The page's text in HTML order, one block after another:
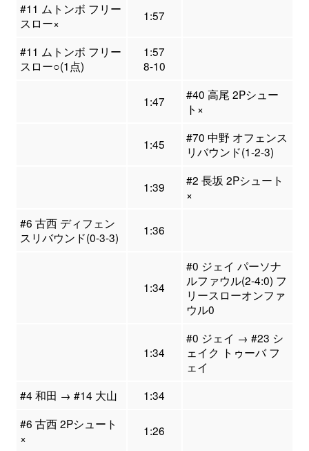
#11 ムトンボ フリー
スロー×
1:57
#11 ムトンボ フリー
スロー○(1点)
1:57
8-10
1:47
#40 高尾 2Pシュー
ト×
1:45
#70 中野 オフェンス
リバウンド(1-2-3)
1:39
#2 長坂 2Pシュート
×
#6 古西 ディフェン
スリバウンド(0-3-3)
1:36
1:34
#0 ジェイ パーソナ
ルファウル(2-4:0) フ
リースローオンファ
ウル0
1:34
#0 ジェイ → #23 シ
ェイク トゥーバ フ
ェイ
#4 和田 → #14 大山
1:34
#6 古西 2Pシュート
×
1:26